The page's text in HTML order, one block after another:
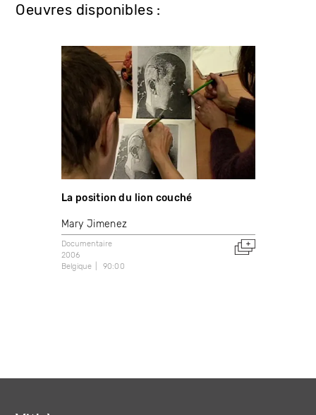
Oeuvres disponibles :
La position du lion couché
Mary Jimenez
Documentaire
2006
Belgique
90:00